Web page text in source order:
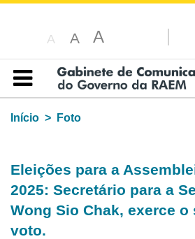
A A A
Índice
Início
Foto
Eleições para a
2025: Secretário para a
Wong Sio Chak, exerce o
voto.